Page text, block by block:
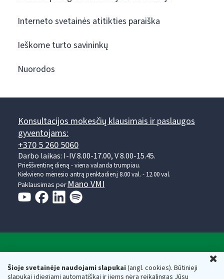
Šioje svetainėje naudojami slapukai(angl. cookies). Būtinieji
slapukai įdiegiami automatiškai ir jiems nėra reikalingas Jūsų
Interneto svetainės atitikties paraiška
Ieškome turto savininkų
Nuorodos
Konsultacijos mokesčių klausimais ir paslaugos
gyventojams:
+370 5 260 5060
Darbo laikas: I-IV 8.00-17.00, V 8.00-15.45.
Prieššventinę dieną - viena valanda trumpiau.
Kiekvieno mėnesio antrą penktadienį 8.00 val. - 12.00 val.
Paklausimas perMano VMI
Valstybinė mokesčių inspekcija prie Lietuvos
Respublikos finansų ministerijos